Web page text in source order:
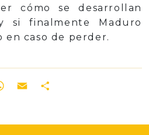
cómo se desarrollan
si finalmente Maduro
caso de perder.
WhatsApp
Email